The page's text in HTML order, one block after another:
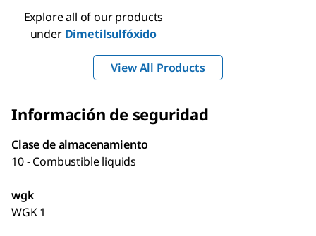
Explore all of our products
under Dimetilsulfóxido
View All Products
Información de seguridad
Clase de almacenamiento
10 - Combustible liquids
wgk
WGK 1